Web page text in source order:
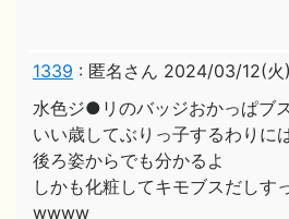
1339 : 匿名さん 2024/03/12(
水色ジ●リのバッジおかっぱブ
いい歳してぶりっ子するわりに
後ろ姿からでも分かるよ
しかも化粧してキモブスだしす
wwww